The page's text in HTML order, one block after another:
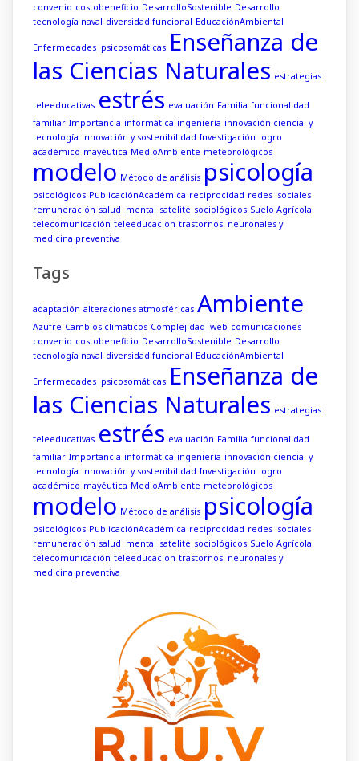
convenio costobeneficio DesarrolloSostenible Desarrollo
tecnología naval diversidad funcional EducaciónAmbiental
Enfermedades psicosomáticas Enseñanza de
las Ciencias Naturales estrategias
teleeducativas estrés evaluación Familia funcionalidad
familiar Importancia informática ingeniería innovación ciencia y
tecnología innovación y sostenibilidad Investigación logro
académico mayéutica MedioAmbiente meteorológicos
modelo Método de análisis psicología
psicológicos PublicaciónAcadémica reciprocidad redes sociales
remuneración salud mental satelite sociológicos Suelo Agrícola
telecomunicación teleeducacion trastornos neuronales y
medicina preventiva
Tags
adaptación alteraciones atmosféricas Ambiente
Azufre Cambios climáticos Complejidad web comunicaciones
convenio costobeneficio DesarrolloSostenible Desarrollo
tecnología naval diversidad funcional EducaciónAmbiental
Enfermedades psicosomáticas Enseñanza de
las Ciencias Naturales estrategias
teleeducativas estrés evaluación Familia funcionalidad
familiar Importancia informática ingeniería innovación ciencia y
tecnología innovación y sostenibilidad Investigación logro
académico mayéutica MedioAmbiente meteorológicos
modelo Método de análisis psicología
psicológicos PublicaciónAcadémica reciprocidad redes sociales
remuneración salud mental satelite sociológicos Suelo Agrícola
telecomunicación teleeducacion trastornos neuronales y
medicina preventiva